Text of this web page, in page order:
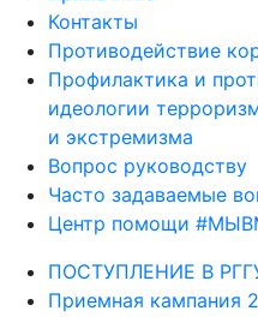
Контакты
Противодействие
Профилактика и
идеологии
и экстремизма
Вопрос руководству
Часто задаваемые
Центр помощи
ПОСТУПЛЕНИЕ В
Приемная кампания